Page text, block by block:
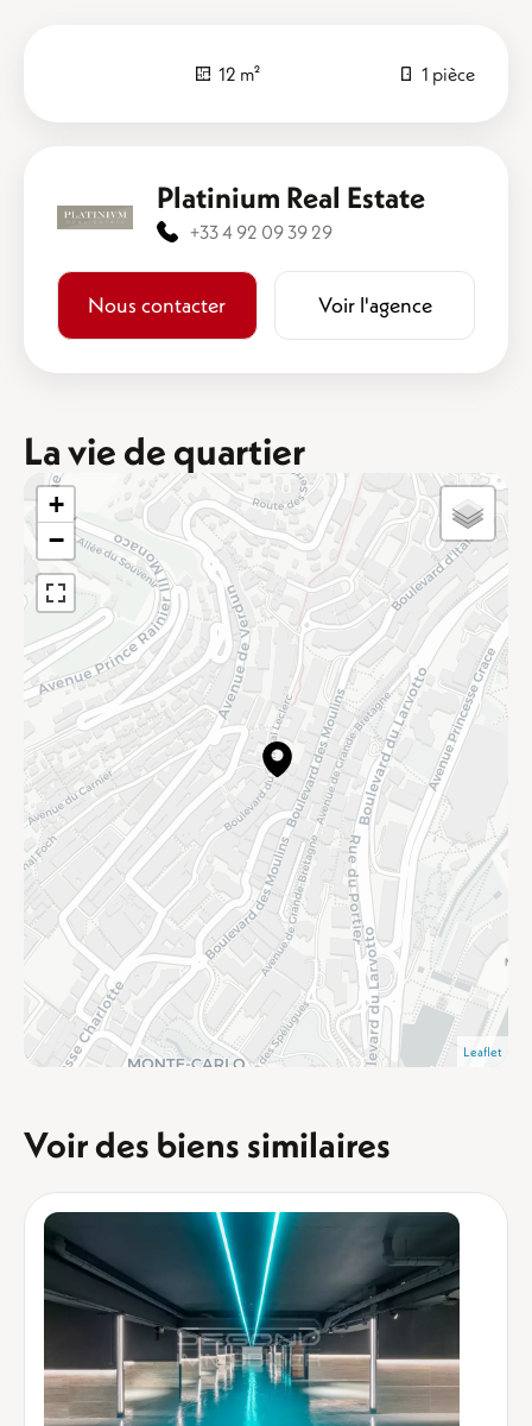
12 m² 1 pièce
Platinium Real Estate
+33 4 92 09 39 29
Nous contacter Voir l'agence
La vie de quartier
+
−
Leaflet
Voir des biens similaires